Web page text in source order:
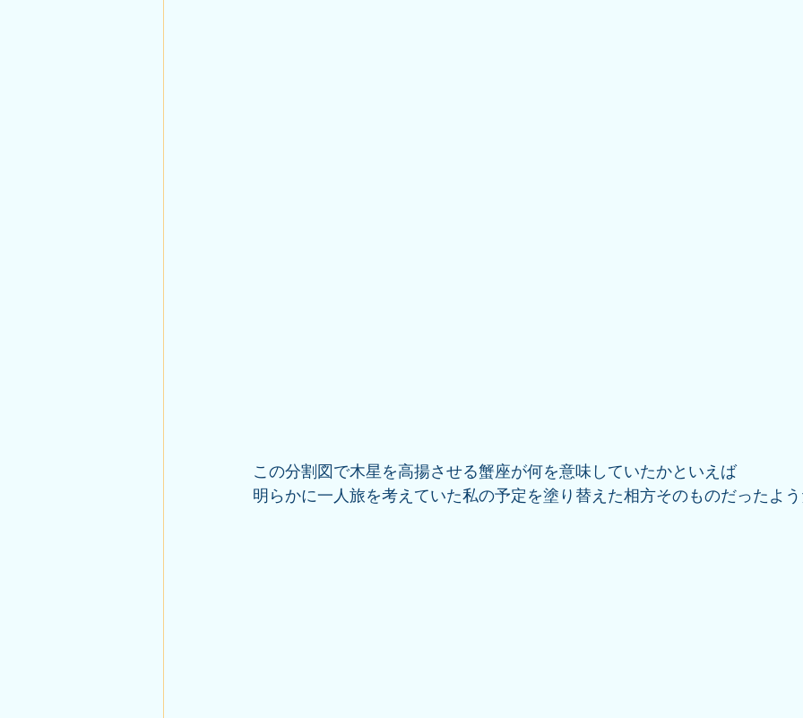
この分割図で木星を高揚させる蟹座が何を意味していたかといえば
明らかに一人旅を考えていた私の予定を塗り替えた相方そのものだったよ